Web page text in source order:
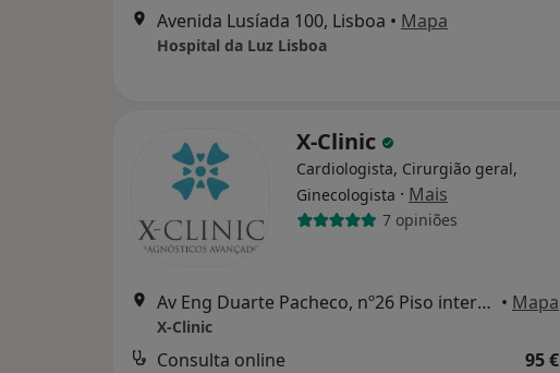
Avenida Lusíada 100, Lisboa • Mapa
Hospital da Luz Lisboa
X-Clinic
Cardiologista, Cirurgião geral,
Ginecologista · Mais
7 opiniões
Av Eng Duarte Pacheco, nº26 Piso intermédio, Lisboa • Mapa
X-Clinic
Consulta online 95 €